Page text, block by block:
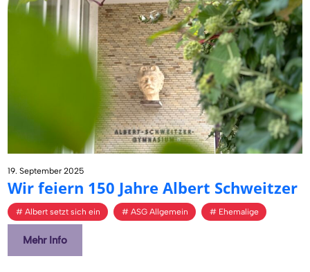
19. September 2025
Wir fei­ern 150 Jahre Al­bert Schweit­zer
Albert setzt sich ein ASG Allgemein Ehemalige
Mehr Info